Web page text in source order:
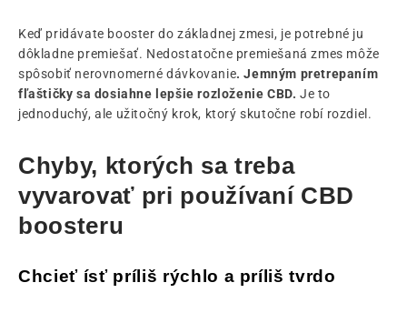
Keď pridávate booster do základnej zmesi, je potrebné ju
dôkladne premiešať. Nedostatočne premiešaná zmes môže
spôsobiť nerovnomerné dávkovanie. Jemným pretrepaním
fľaštičky sa dosiahne lepšie rozloženie CBD. Je to
jednoduchý, ale užitočný krok, ktorý skutočne robí rozdiel.
Chyby, ktorých sa treba
vyvarovať pri používaní CBD
boosteru
Chcieť ísť príliš rýchlo a príliš tvrdo